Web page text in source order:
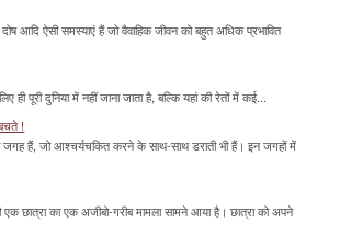
आदि ऐसी समस्याएं हैं जो वैवाहिक जीवन को बहुत अधिक प्रभावित
पूरी दुनिया में नहीं जाना जाता है, बल्कि यहां की रेतों में कई...
!
जगह हैं, जो आश्चर्यचकित करने के साथ-साथ डराती भी हैं। इन जगहों में
छात्रा का एक अजीबो-गरीब मामला सामने आया है। छात्रा को अपने